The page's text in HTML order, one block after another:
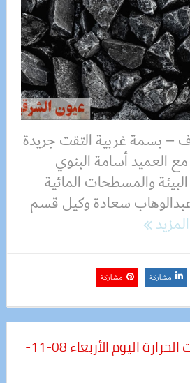
– بسمة غربية التقت جريدة
العميد أسامة البنوي
والمسطحات المائية
عبدالوهاب سعادة وكيل قسم
مشاركة مشاركة
حالة الطقس ودرجات الحرارة اليوم الأربعاء 08-11-